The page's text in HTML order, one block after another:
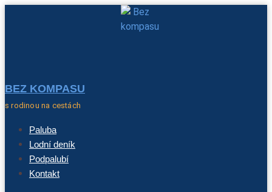
BEZ KOMPASU
s rodinou na cestách
Paluba
Lodní deník
Podpalubí
Kontakt